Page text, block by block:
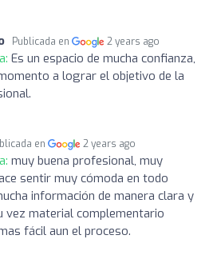
Publicada en 2 years ago
Es un espacio de mucha confianza,
a lograr el objetivo de la
en 2 years ago
muy buena profesional, muy
sentir muy cómoda en todo
información de manera clara y
vez material complementario
fácil aun el proceso.